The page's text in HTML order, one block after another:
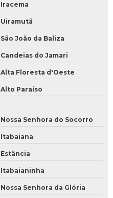
Iracema
Uiramutã
São João da Baliza
Candeias do Jamari
Alta Floresta d'Oeste
Alto Paraíso
Nossa Senhora do Socorro
Itabaiana
Estância
Itabaianinha
Nossa Senhora da Glória